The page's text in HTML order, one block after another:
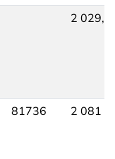
2 029,5
81736 2 081